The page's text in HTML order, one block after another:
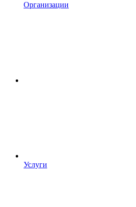
Организации
Услуги